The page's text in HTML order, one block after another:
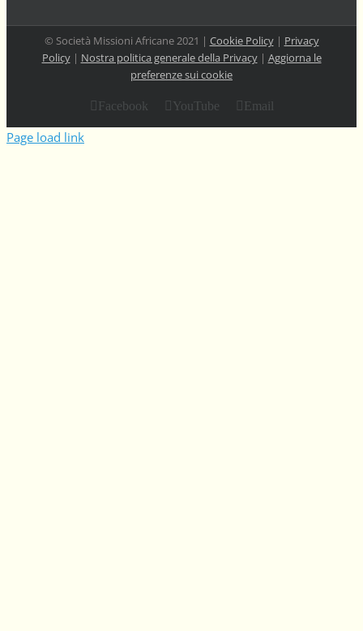
© Società Missioni Africane 2021 | Cookie Policy| Privacy
Policy| Nostra politica generale della Privacy| Aggiorna le
preferenze sui cookie
Facebook YouTube Email
Page load link